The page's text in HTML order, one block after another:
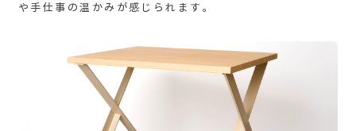
や手仕事の温かみが感じられます。